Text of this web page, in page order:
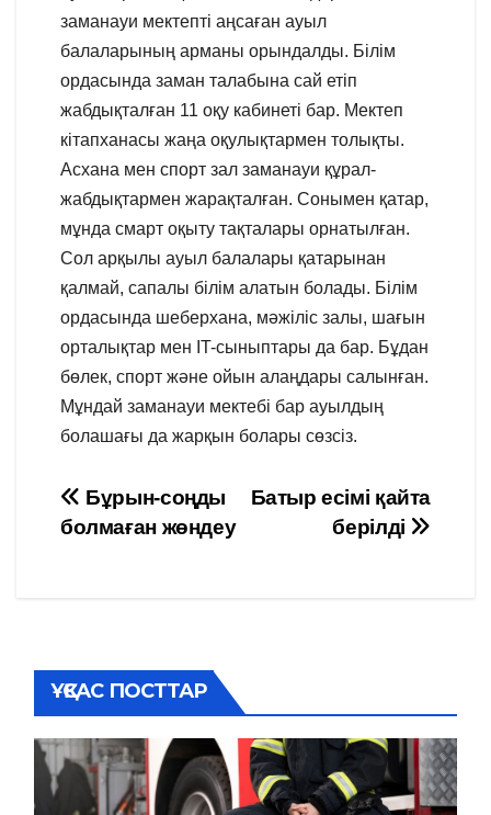
заманауи мектепті аңсаған ауыл
балаларының арманы орындалды. Білім
ордасында заман талабына сай етіп
жабдықталған 11 оқу кабинеті бар. Мектеп
кітапханасы жаңа оқулықтармен толықты.
Асхана мен спорт зал заманауи құрал-
жабдықтармен жарақталған. Сонымен қатар,
мұнда смарт оқыту тақталары орнатылған.
Сол арқылы ауыл балалары қатарынан
қалмай, сапалы білім алатын болады. Білім
ордасында шеберхана, мәжіліс залы, шағын
орталықтар мен IT-сыныптары да бар. Бұдан
бөлек, спорт және ойын алаңдары салынған.
Мұндай заманауи мектебі бар ауылдың
болашағы да жарқын болары сөзсіз.
Навигация
Батыр есімі қайта
берілді
Бұрын-соңды
болмаған жөндеу
ҰҚСАС ПОСТТАР